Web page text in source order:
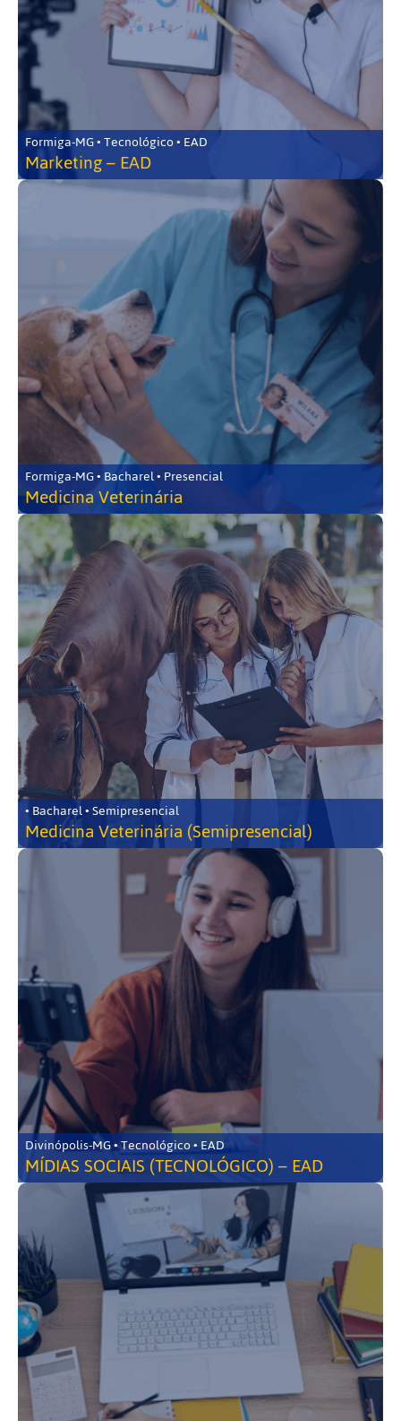
Formiga-MG • Tecnológico • EAD
Marketing – EAD
Formiga-MG • Bacharel • Presencial
Medicina Veterinária
• Bacharel • Semipresencial
Medicina Veterinária (Semipresencial)
Divinópolis-MG • Tecnológico • EAD
MÍDIAS SOCIAIS (TECNOLÓGICO) – EAD